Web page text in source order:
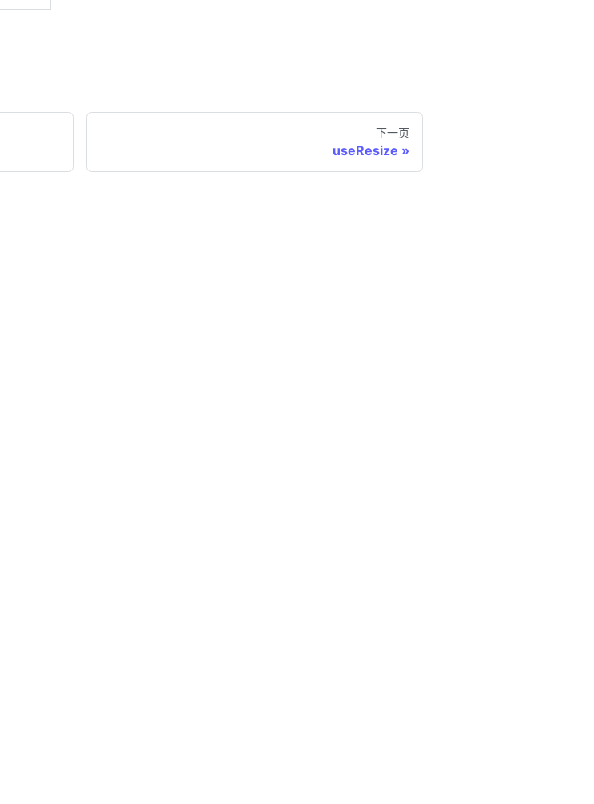
下一页
useResize